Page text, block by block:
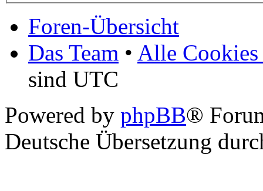
Foren-Übersicht
Das Team • Alle Cookies
sind UTC
Powered by phpBB®
Deutsche Übersetzung